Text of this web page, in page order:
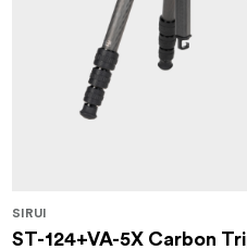
SIRUI
ST-124+VA-5X Carbon